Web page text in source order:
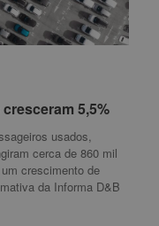
5,5%
usados,
cerca de 860 mil
crescimento de
da Informa D&B
5,5%